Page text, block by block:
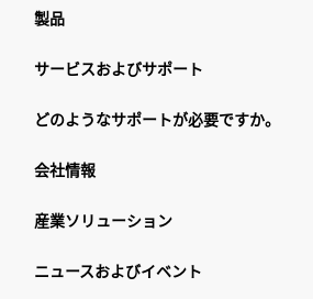
製品
サービスおよびサポート
どのようなサポートが必要ですか。
会社情報
産業ソリューション
ニュースおよびイベント